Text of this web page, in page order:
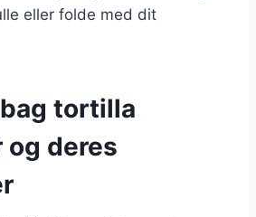
eller folde med dit
tortilla
deres